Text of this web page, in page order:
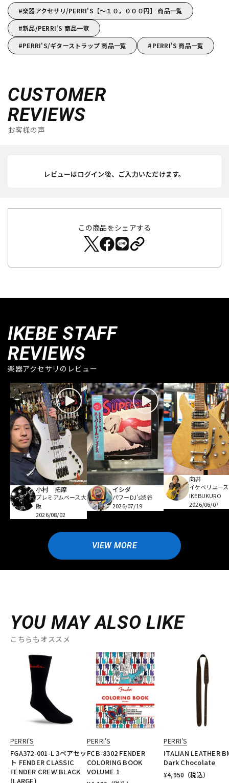
楽器アクセサリ/PERRI'S【～１０，０００円】 商品一覧
新品/PERRI'S 商品一覧
PERRI'S/ギターストラップ 商品一覧
PERRI'S 商品一覧
CUSTOMER
REVIEWS
お客様の声
レビューはログイン後、ご入力いただけます。
この商品をシェアする
IKEBE STAFF
REVIEWS
楽器アクセサリのレビュー
小村 拓摩
プレミアムベース大
阪
2026/08/02
イシダ
パワーDJ's渋谷
2026/07/19
向井
イケベリユース
IKEBUKURO
2026/06/07
VIEW MORE
YOU MAY ALSO LIKE
こちらもオススメ
PERRI'S
FGA372-001-L 3ペアセッ
ト FENDER CLASSIC
FENDER CREW BLACK
(LARGE)
PERRI'S
FCB-8302 FENDER
COLORING BOOK
VOLUME 1
PERRI'S
ITALIAN LEATHER
Dark Chocolate
¥4,950 （税込）